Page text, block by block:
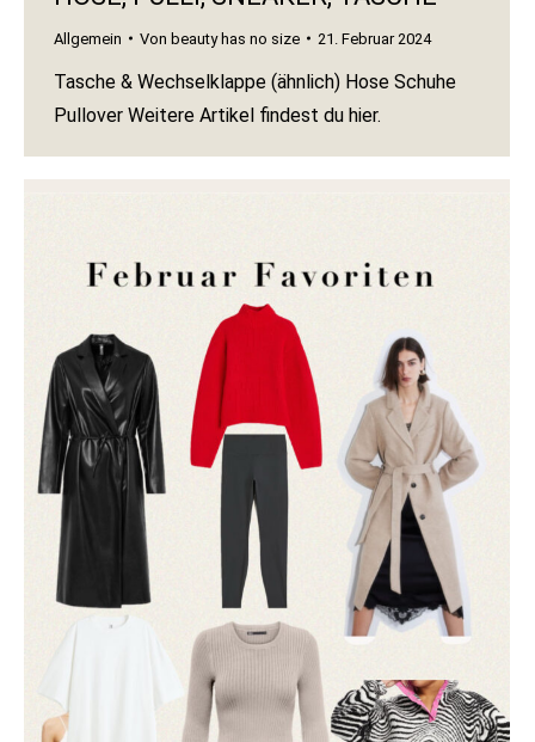
Allgemein Von beauty has no size 21. Februar 2024
Tasche & Wechselklappe (ähnlich) Hose Schuhe
Pullover Weitere Artikel findest du hier.